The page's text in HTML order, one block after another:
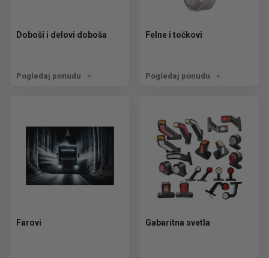
Doboši i delovi doboša
Pogledaj ponudu
Felne i točkovi
Pogledaj ponudu
Farovi Gabaritna svetla